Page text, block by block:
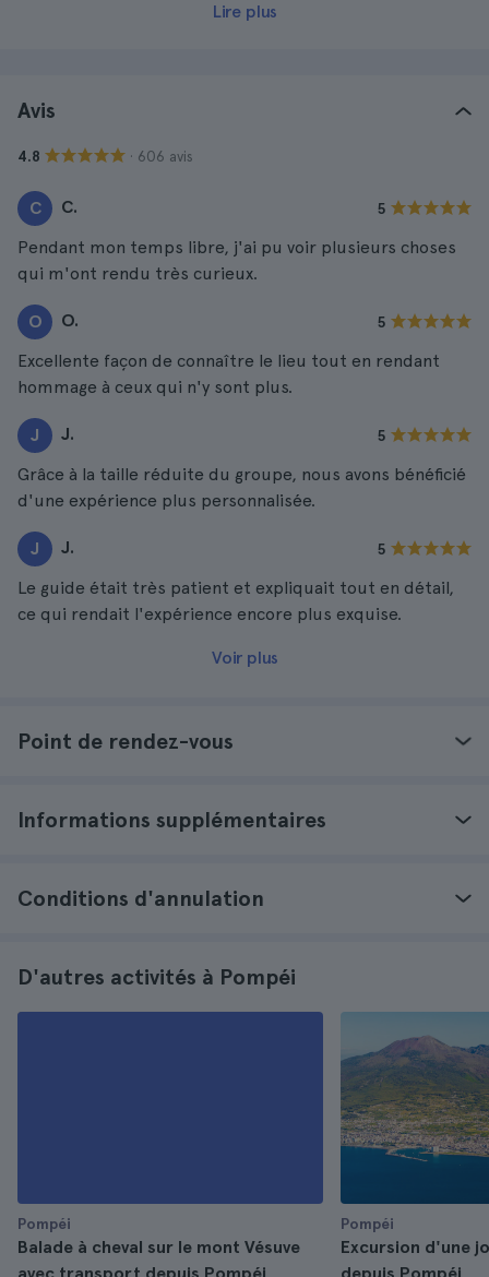
Lire plus
Avis
4.8 · 606 avis
C C. 5
Pendant mon temps libre, j'ai pu voir plusieurs choses
qui m'ont rendu très curieux.
O O. 5
Excellente façon de connaître le lieu tout en rendant
hommage à ceux qui n'y sont plus.
J J. 5
Grâce à la taille réduite du groupe, nous avons bénéficié
d'une expérience plus personnalisée.
J J. 5
Le guide était très patient et expliquait tout en détail,
ce qui rendait l'expérience encore plus exquise.
Voir plus
Point de rendez-vous
Informations supplémentaires
Conditions d'annulation
D'autres activités à Pompéi
Pompéi
Balade à cheval sur le mont Vésuve
Pompéi
Excursion d'une